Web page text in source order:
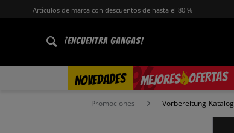
Artículos de marca con descuentos de hasta el 80 %
NOVEDADES MEJORES OFERTAS
%
Promociones Vorbereitung-Katalog